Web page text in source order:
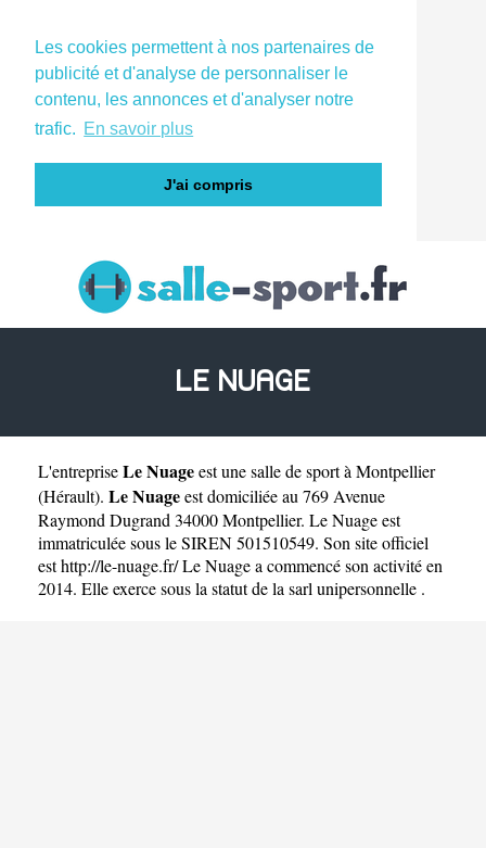
Les cookies permettent à nos partenaires de
publicité et d'analyse de personnaliser le
contenu, les annonces et d'analyser notre
trafic. En savoir plus
J'ai compris
LE NUAGE
L'entrepriseLe Nuageest unesalle de sport à Montpellier
(Hérault). Le Nuageest domiciliée au 769 Avenue
Raymond Dugrand 34000 Montpellier. Le Nuage est
immatriculée sous le SIREN 501510549. Son site officiel
esthttp://le-nuage.fr/Le Nuage a commencé son activité en
2014. Elle exerce sous la statut de la sarl unipersonnelle .